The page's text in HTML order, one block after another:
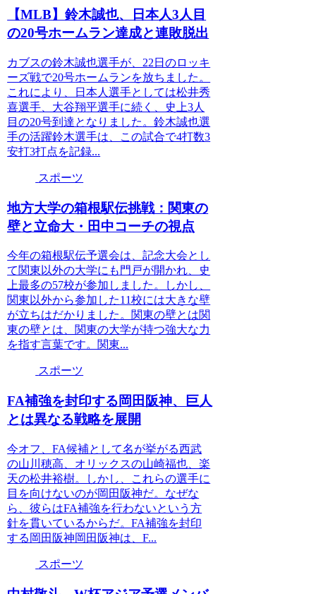
【MLB】鈴木誠也、日本人3人目
の20号ホームラン達成と連敗脱出
カブスの鈴木誠也選手が、22日のロッキ
ーズ戦で20号ホームランを放ちました。
これにより、日本人選手としては松井秀
喜選手、大谷翔平選手に続く、史上3人
目の20号到達となりました。鈴木誠也選
手の活躍鈴木選手は、この試合で4打数3
安打3打点を記録...
スポーツ
地方大学の箱根駅伝挑戦：関東の
壁と立命大・田中コーチの視点
今年の箱根駅伝予選会は、記念大会とし
て関東以外の大学にも門戸が開かれ、史
上最多の57校が参加しました。しかし、
関東以外から参加した11校には大きな壁
が立ちはだかりました。関東の壁とは関
東の壁とは、関東の大学が持つ強大な力
を指す言葉です。関東...
スポーツ
FA補強を封印する岡田阪神、巨人
とは異なる戦略を展開
今オフ、FA候補として名が挙がる西武
の山川穂高、オリックスの山崎福也、楽
天の松井裕樹。しかし、これらの選手に
目を向けないのが岡田阪神だ。なぜな
ら、彼らはFA補強を行わないという方
針を貫いているからだ。FA補強を封印
する岡田阪神岡田阪神は、F...
スポーツ